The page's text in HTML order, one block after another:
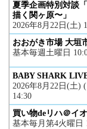
夏季企画特別対談
描く関ヶ原〜」
2026年8月22日(土)
おおがき市場 大垣
基本毎週土曜日
BABY SHARK
2026年8月22日(土)
14:30
買い物deリハ＠イ
基本毎月第4火曜日